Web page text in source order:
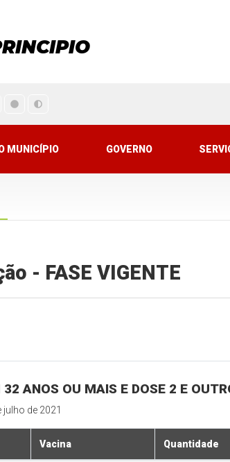
MUNICÍPIO GOVERNO
- FASE VIGENTE
ANOS OU MAIS E DOSE 2 E
julho de 2021
Vacina Quantidade